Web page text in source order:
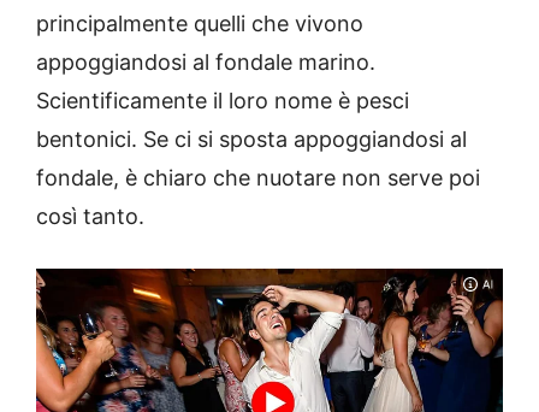
principalmente quelli che vivono
appoggiandosi al fondale marino.
Scientificamente il loro nome è pesci
bentonici. Se ci si sposta appoggiandosi al
fondale, è chiaro che nuotare non serve poi
così tanto.